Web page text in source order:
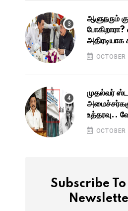
ஆளுநரும்
குழுக்களில்
முதல்வர்
உத்தரவு..
அண்ணாமலை
Subscribe